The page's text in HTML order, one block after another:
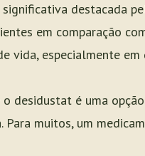
significativa destacada
em comparação
vida, especialmente em
desidustat é uma
Para muitos, um